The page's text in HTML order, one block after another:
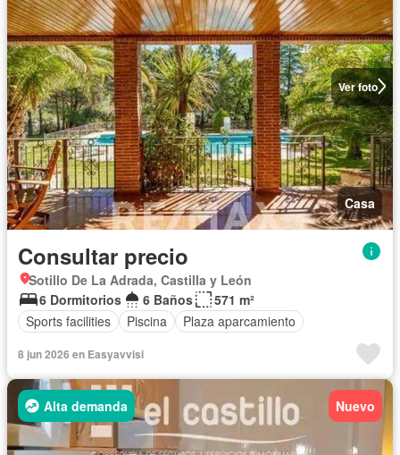
Ver foto
Casa
Consultar precio
Sotillo De La Adrada, Castilla y León
6 Dormitorios
6 Baños
571 m²
Sports facilities
Piscina Plaza aparcamiento
8 jun 2026 en Easyavvisi
Alta demanda Nuevo